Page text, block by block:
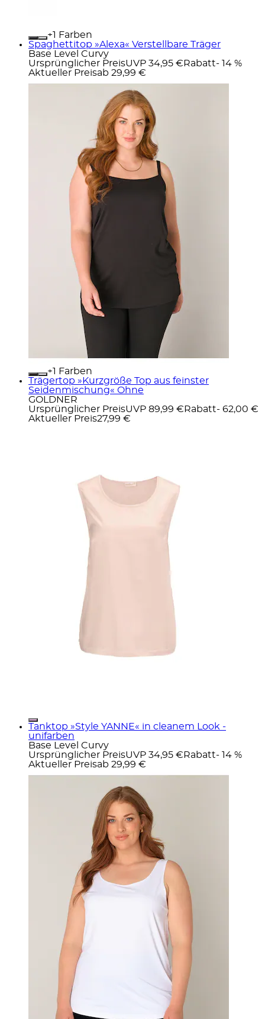
+
Farben
Spaghettitop »Alexa« Verstellbare Träger
Base Level Curvy
Ursprünglicher PreisUVP 34,95 € Rabatt- 14 %
Aktueller Preisab 29,99 €
+
Farben
Trägertop »Kurzgröße Top aus feinster
Seidenmischung« Ohne
GOLDNER
Ursprünglicher PreisUVP 89,99 € Rabatt- 62,00 €
Aktueller Preis27,99 €
Tanktop »Style YANNE« in cleanem Look -
unifarben
Base Level Curvy
Ursprünglicher PreisUVP 34,95 € Rabatt- 14 %
Aktueller Preisab 29,99 €